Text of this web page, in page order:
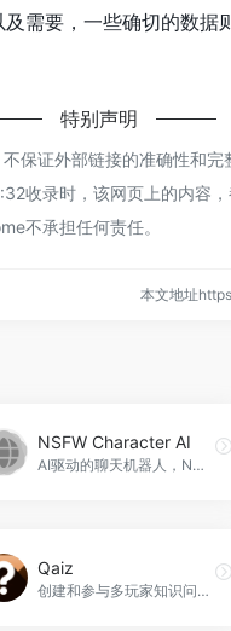
需要，一些确切的数
特别声明
保证外部链接的准确性和
收录时，该网页上的内容
不承担任何责任。
本文地址
NSFW Character AI
AI驱动的聊天机器人，NSFW Character AI官网入口网址
Qaiz
创建和参与多玩家知识问答游戏，Qaiz官网入口网址